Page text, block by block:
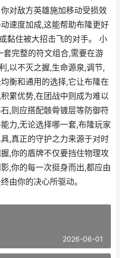
对敌方英雄施加移动受损效
速度加成,这能帮助布隆更好
黏住被大招击飞的对手。 小
完整的符文组合,需要在游
,以不灭之握,生命源泉,调节,
衡和通用的选择,它让布隆在
累优势,在团战中则成为难以
,则应搭配骸骨镀层等防御符
力,无论选择哪一套,布隆玩家
,真正的守护之力来源于对时
,你的盾牌不仅要挡住物理攻
,你的每一次挺身而出,都应由
由你的决心所驱动。
2026-06-01